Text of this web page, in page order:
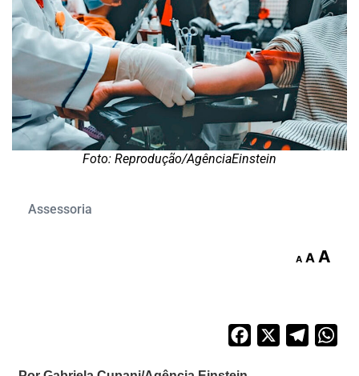
Foto: Reprodução/AgênciaEinstein
Assessoria
A A A
Facebook